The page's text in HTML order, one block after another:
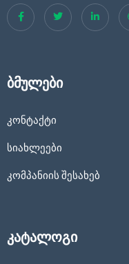
ბმულები
კონტაქტი
სიახლეები
კომპანიის შესახებ
კატალოგი